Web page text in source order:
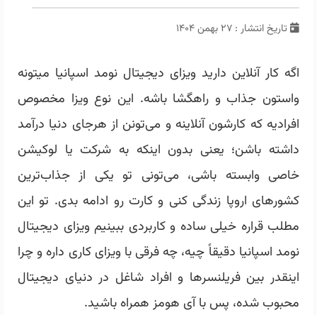
تاریخ انتشار : ۲۷ بهمن ۱۴۰۴
اگه کار آنلاین دارید ویزای دیجیتال نومد اسپانیا میتونه
واستون جذاب و راهگشا باشه. این نوع ویزا مخصوص
افرادیه که کارشون آنلاینه و می‌تونن از هرجای دنیا درآمد
داشته باشن؛ یعنی بدون اینکه به شرکت یا لوکیشن
خاصی وابسته باشی، می‌تونی تو یکی از جذاب‌ترین
کشورهای اروپا زندگی کنی و کارت رو ادامه بدی. تو این
مطلب قراره خیلی ساده و کاربردی ببینیم ویزای دیجیتال
نومد اسپانیا دقیقاً چیه، چه فرقی با ویزای کاری داره و چرا
اینقدر بین فریلنسرها و افراد شاغل در دنیای دیجیتال
محبوب شده، پس با آی هومز همراه باشید.